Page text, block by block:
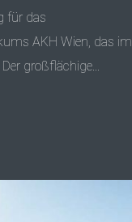
für das
AKH Wien, das im
großflächige...